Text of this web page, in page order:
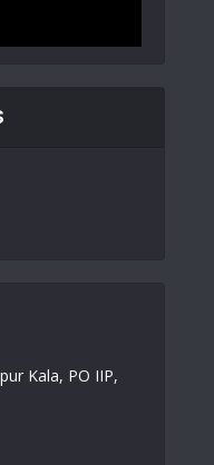
Kala, PO IIP,